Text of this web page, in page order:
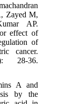
A, Zayed M,
AP.
effect of
regulation of
cancer.
28-36.
A and
by the